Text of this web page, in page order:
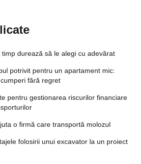
timp durează să le alegi cu adevărat
potrivit pentru un apartament mic:
fără regret
pentru gestionarea riscurilor financiare
o firmă care transportă molozul
folosirii unui excavator la un proiect